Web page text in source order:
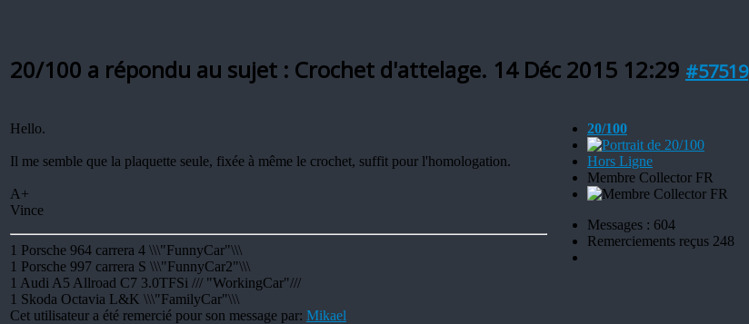
20/100 a répondu au sujet : Crochet d'attelage. 14 Déc 2015 12:29 #57519
Hello.
Il me semble que la plaquette seule, fixée à même le crochet, suffit pour l'homologation.
A+
Vince
1 Porsche 964 carrera 4 \\\"FunnyCar"\\\
1 Porsche 997 carrera S \\\"FunnyCar2"\\\
1 Audi A5 Allroad C7 3.0TFSi /// "WorkingCar"///
1 Skoda Octavia L&K \\\"FamilyCar"\\\
Cet utilisateur a été remercié pour son message par: Mikael
20/100
Hors Ligne
Membre Collector FR
Messages : 604
Remerciements reçus 248